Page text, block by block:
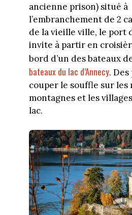
ancienne prison) situé à
l’embranchement de 2
de la vieille ville, le port
invite à partir en
bord d’un des bateaux
bateaux du lac d’Annecy. Des
couper le souffle sur les
montagnes et les
lac.